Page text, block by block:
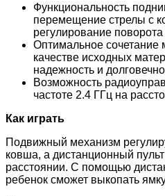
Функциональность
перемещение стрелы с
регулирование
Оптимальное сочетание
качестве исходных
надежность и
Возможность
частоте 2.4 ГГц на
Как играть
Подвижный механизм
ковша, а дистанционный
расстоянии. С помощью
ребенок сможет выкопать